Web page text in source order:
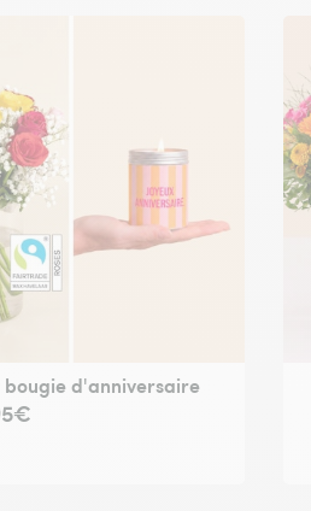
bougie d'anniversaire